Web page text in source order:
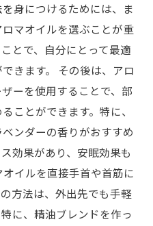
身につけるためには、ま
マオイルを選ぶことが重
とで、自分にとって最適
きます。 その後は、アロ
ーを使用することで、部
ことができます。特に、
ンダーの香りがおすすめ
効果があり、安眠効果も
イルを直接手首や首筋に
方法は、外出先でも手軽
に、精油ブレンドを作っ